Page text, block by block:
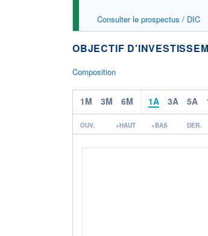
Consulter le prospectus / DIC
OBJECTIF
Composition
1M 3M 6M 1A 3A 5A
OUV. +HAUT +BAS DER.